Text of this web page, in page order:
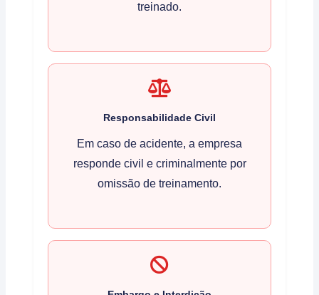
treinado.
Responsabilidade Civil
Em caso de acidente, a empresa
responde civil e criminalmente por
omissão de treinamento.